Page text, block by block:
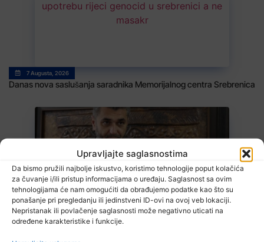
Upravljajte saglasnostima
Da bismo pružili najbolje iskustvo, koristimo tehnologije poput kolačića
za čuvanje i/ili pristup informacijama o uređaju. Saglasnost sa ovim
tehnologijama će nam omogućiti da obrađujemo podatke kao što su
ponašanje pri pregledanju ili jedinstveni ID-ovi na ovoj veb lokaciji.
Nepristanak ili povlačenje saglasnosti može negativno uticati na
određene karakteristike i funkcije.
7 Augusta, 2026
Danas nova saslušanja saradnika Memorijalnog centra Srebrenica
7 Augusta, 2026
Suljagić se zahvalio američkim zakonodavcima: Nećemo biti
zastrašeni i nastavit ćemo braniti istinu